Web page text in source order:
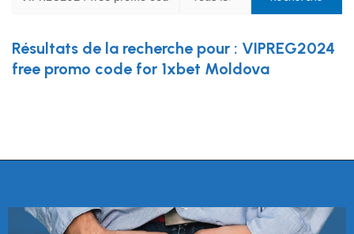
Résultats de la recherche pour : VIPREG2024
free promo code for 1xbet Moldova